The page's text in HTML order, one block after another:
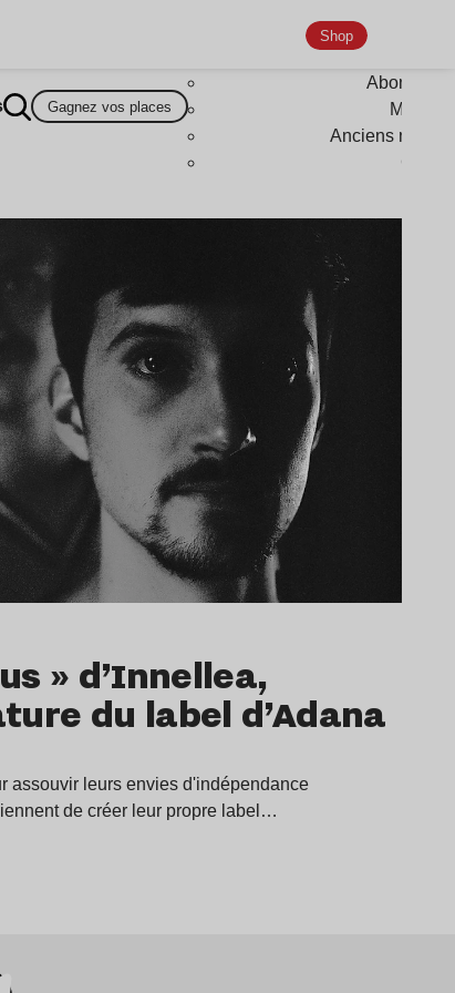
Gagnez vos places
Shop
Anciens
» d’Innellea,
du label d’Adana
assouvir leurs envies d'indépendance
de créer leur propre label…